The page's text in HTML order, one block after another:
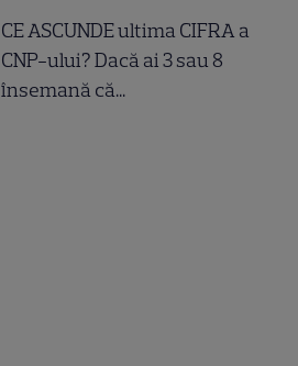
CE ASCUNDE ultima CIFRA a
CNP-ului? Dacă ai 3 sau 8
însemană că...